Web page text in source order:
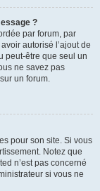
?
par forum, par
autorisé l’ajout de
peut-être que seul un
ne savez pas
un forum.
pour son site. Si vous
Notez que
n’est pas concerné
si vous ne